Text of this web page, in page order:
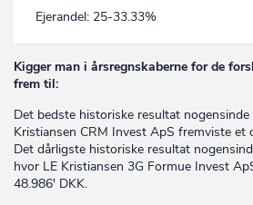
Ejerandel: 25-33.33%
Kigger man i årsregnskaberne for de
frem til:
Det bedste historiske resultat
Kristiansen CRM Invest ApS fremviste et
Det dårligste historiske resultat
hvor LE Kristiansen 3G Formue Invest
48.986' DKK.